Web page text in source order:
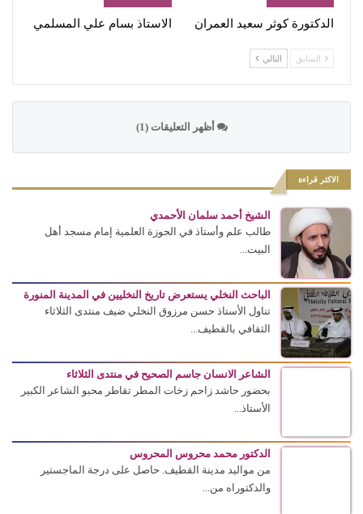
الدكتورة كوثر سعيد العمران الاستاذ بسام علي المسلمي
السابق التالي
أظهر التعليقات (1)
الاكثر قراءة
الشيخ أحمد سلمان الأحمدي
طالب علم وأستاذ في الحوزة العلمية إمام مسجد أهل
البيت...
الباحث النخلي يستعرض تاريخ النخليين في المدينة المنورة
تناول الأستاذ حسن مرزوق النخلي ضيف منتدى الثلاثاء
الثقافي بالقطيف...
الشاعر الانسان جاسم الصحيح في منتدى الثلاثاء
بحضور حاشد زاحم زخات المطر تقاطر محبو الشاعر الكبير
الأستاذ...
الدكتور محمد محروس المحروس
من مواليد مدينة القطيف. حاصل على درجة الماجستير
والدكتوراه من...